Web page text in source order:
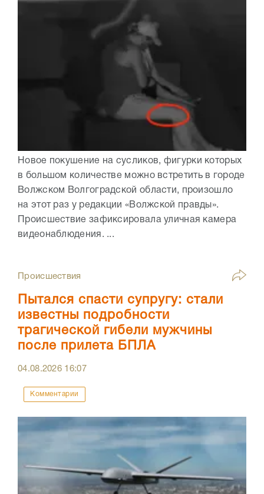
Новое покушение на сусликов, фигурки которых
в большом количестве можно встретить в городе
Волжском Волгоградской области, произошло
на этот раз у редакции «Волжской правды».
Происшествие зафиксировала уличная камера
видеонаблюдения. ...
Происшествия
Пытался спасти супругу: стали
известны подробности
трагической гибели мужчины
после прилета БПЛА
04.08.2026 16:07
Комментарии